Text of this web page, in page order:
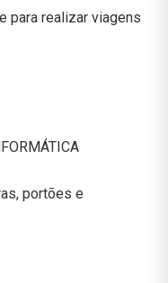
para realizar viagens
portões e